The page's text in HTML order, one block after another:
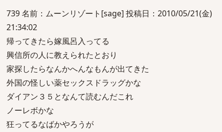
739 名前：ムーンリゾート[sage] 投稿日：2010/05/21(金)
21:34:02
帰ってきたら嫁風呂入ってる
興信所の人に教えられたとおり
家探したらなんかへんなもんが出てきた
外国の怪しい薬セックスドラッグかな
ダイアン３５となんて読むんだこれ
ノーレボかな
狂ってるなばかやろうが